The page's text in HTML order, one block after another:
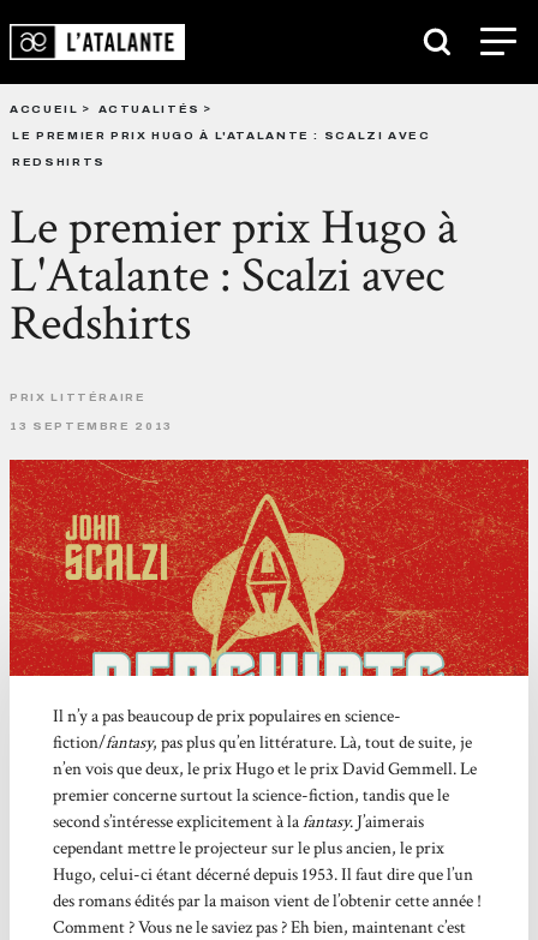
ACCUEIL
ACTUALITÉS
LE PREMIER PRIX HUGO À L'ATALANTE : SCALZI AVEC
REDSHIRTS
Le premier prix Hugo à
L'Atalante : Scalzi avec
Redshirts
PRIX LITTÉRAIRE
13 SEPTEMBRE 2013
Il n’y a pas beaucoup de prix populaires en science-
fiction/fantasy, pas plus qu’en littérature. Là, tout de suite, je
n’en vois que deux, le prix Hugo et le prix David Gemmell. Le
premier concerne surtout la science-fiction, tandis que le
second s’intéresse explicitement à lafantasy. J’aimerais
cependant mettre le projecteur sur le plus ancien, le prix
Hugo, celui-ci étant décerné depuis 1953. Il faut dire que l’un
des romans édités par la maison vient de l’obtenir cette année !
Comment ? Vous ne le saviez pas ? Eh bien, maintenant c’est